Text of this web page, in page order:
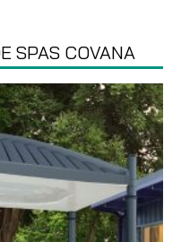
SPAS COVANA